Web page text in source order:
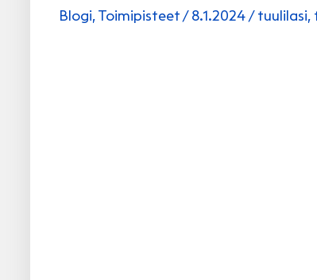
Blogi,Toimipisteet/8.1.2024/tuulilasi,